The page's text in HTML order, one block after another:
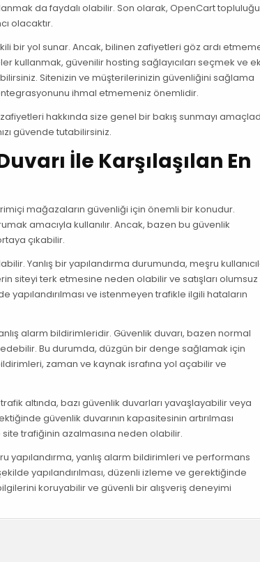
da faydalı olabilir. Son olarak, OpenCart
olacaktır.
bir yol sunar. Ancak, bilinen zafiyetleri göz ardı
güvenilir hosting sağlayıcıları seçmek ve ek
Sitenizin ve müşterilerinizin güvenliğini sağlama
ihmal etmemeniz önemlidir.
hakkında size genel bir bakış sunmayı
güvende tutabilirsiniz.
İle Karşılaşılan En
mağazaların güvenliği için önemli bir konudur.
amacıyla kullanılır. Ancak, bazen bu güvenlik
çıkabilir.
Yanlış bir yapılandırma durumunda, meşru
siteyi terk etmesine neden olabilir ve satışları olumsuz
ve istenmeyen trafikle ilgili hataların
alarm bildirimleridir. Güvenlik duvarı, bazen normal
Bu durumda, düzgün bir denge sağlamak için
zaman ve kaynak israfına yol açabilir ve
altında, bazı güvenlik duvarları yavaşlayabilir veya
güvenlik duvarının kapasitesinin artırılması
trafiğinin azalmasına neden olabilir.
yapılandırma, yanlış alarm bildirimleri ve performans
yapılandırılması, düzenli izleme ve gerektiğinde
koruyabilir ve güvenli bir alışveriş deneyimi